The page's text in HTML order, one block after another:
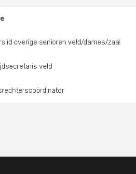
overige senioren veld/dames/zaal
veld